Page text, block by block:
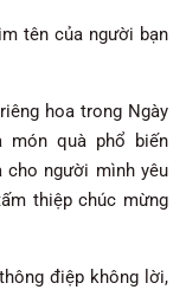
tên của người bạn
hoa trong Ngày
món quà phổ biến
cho người mình yêu
thiệp chúc mừng
điệp không lời,